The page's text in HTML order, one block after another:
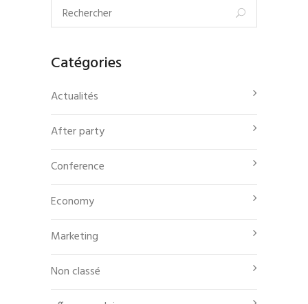
Catégories
Actualités
After party
Conference
Economy
Marketing
Non classé